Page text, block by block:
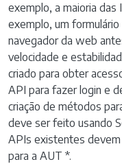
exemplo, a maioria
exemplo, um formulário
navegador da web
velocidade e
criado para obter
API para fazer login e
criação de métodos
deve ser feito usando
APIs existentes devem
para a AUT *.